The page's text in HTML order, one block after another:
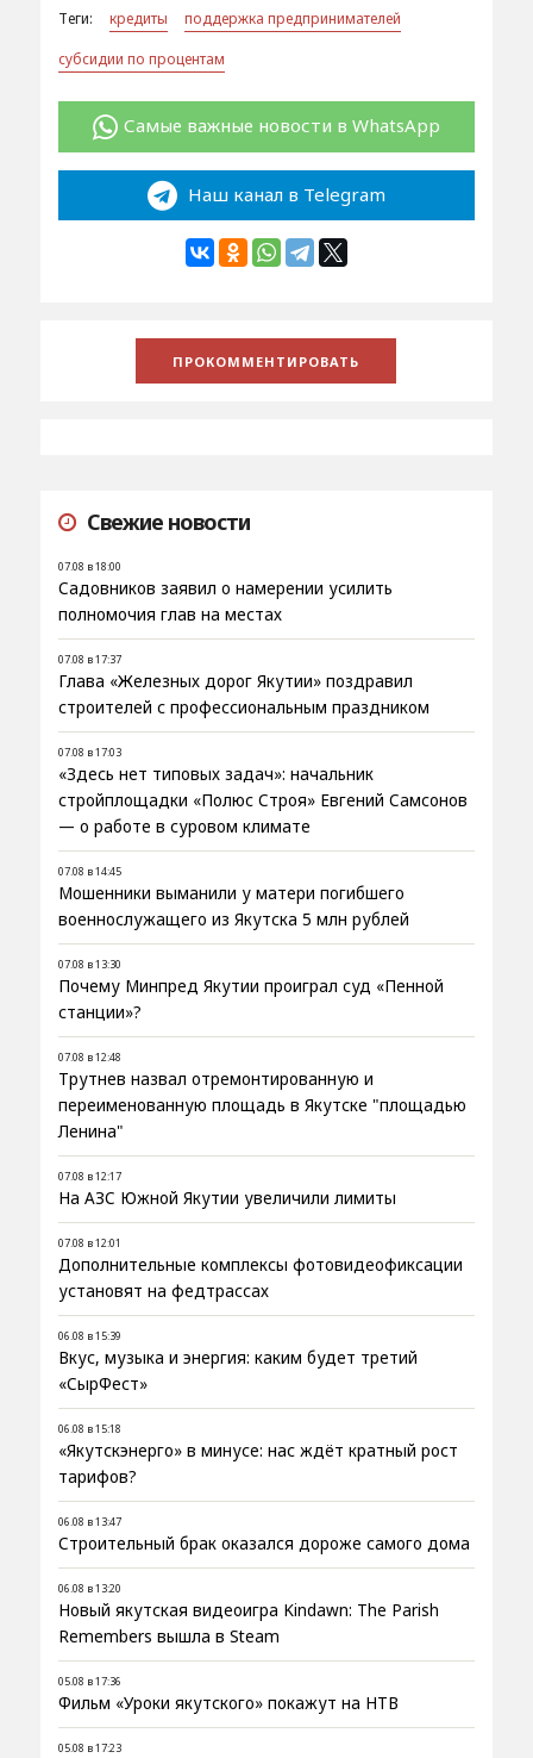
Теги: кредиты
поддержка предпринимателей
субсидии по процентам
Самые важные новости в WhatsApp
Наш канал в Telegram
Свежие новости
07.08 в 18:00
Садовников заявил о намерении усилить
полномочия глав на местах
07.08 в 17:37
Глава «Железных дорог Якутии» поздравил
строителей с профессиональным праздником
07.08 в 17:03
«Здесь нет типовых задач»: начальник
стройплощадки «Полюс Строя» Евгений Самсонов
— о работе в суровом климате
07.08 в 14:45
Мошенники выманили у матери погибшего
военнослужащего из Якутска 5 млн рублей
07.08 в 13:30
Почему Минпред Якутии проиграл суд «Пенной
станции»?
07.08 в 12:48
Трутнев назвал отремонтированную и
переименованную площадь в Якутске "площадью
Ленина"
07.08 в 12:17
На АЗС Южной Якутии увеличили лимиты
07.08 в 12:01
Дополнительные комплексы фотовидеофиксации
установят на федтрассах
06.08 в 15:39
Вкус, музыка и энергия: каким будет третий
«СырФест»
06.08 в 15:18
«Якутскэнерго» в минусе: нас ждёт кратный рост
тарифов?
06.08 в 13:47
Строительный брак оказался дороже самого дома
06.08 в 13:20
Новый якутская видеоигра Kindawn: The Parish
Remembers вышла в Steam
05.08 в 17:36
Фильм «Уроки якутского» покажут на НТВ
05.08 в 17:23